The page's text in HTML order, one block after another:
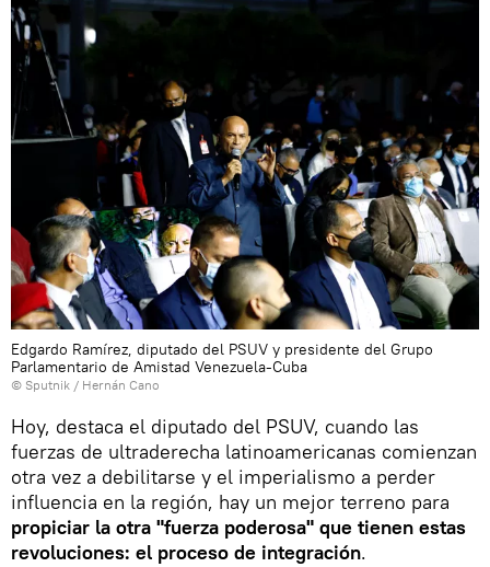
Edgardo Ramírez, diputado del PSUV y presidente del Grupo
Parlamentario de Amistad Venezuela-Cuba
© Sputnik / Hernán Cano
Hoy, destaca el diputado del PSUV, cuando las
fuerzas de ultraderecha latinoamericanas comienzan
otra vez a debilitarse y el imperialismo a perder
influencia en la región, hay un mejor terreno para
propiciar la otra "fuerza poderosa" que tienen estas
revoluciones: el proceso de integración.